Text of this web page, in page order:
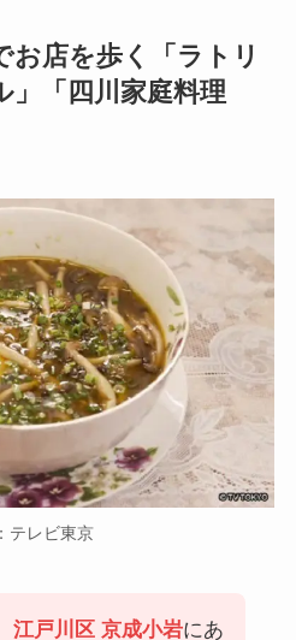
お店を歩く「ラトリ
」「四川家庭料理
テレビ東京
江戸川区 京成小岩にあ